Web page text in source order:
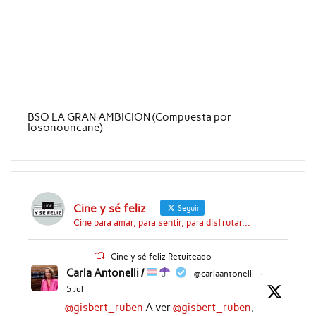
BSO LA GRAN AMBICION (Compuesta por
Iosonouncane)
Cine y sé feliz Seguir
Cine para amar, para sentir, para disfrutar...
Cine y sé feliz Retuiteado
Carla Antonelli / @carlaantonelli
·
5 Jul
@gisbert_ruben A ver@gisbert_ruben,